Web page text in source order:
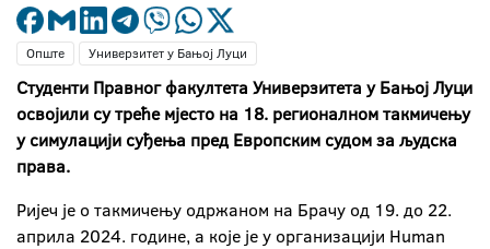
Опште Универзитет у Бањој Луци
Студенти Правног факултета Универзитета у Бањој Луци
освојили су треће мјесто на 18. регионалном такмичењу
у симулацији суђења пред Европским судом за људска
права.
Ријеч је о такмичењу одржаном на Брачу од 19. до 22.
априла 2024. године, а које је у организацији Human